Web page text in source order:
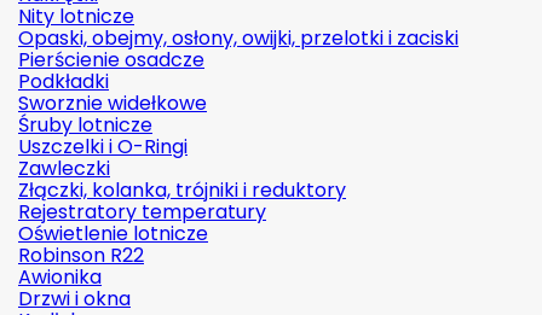
Nity lotnicze
Opaski, obejmy, osłony, owijki, przelotki i zaciski
Pierścienie osadcze
Podkładki
Sworznie widełkowe
Śruby lotnicze
Uszczelki i O-Ringi
Zawleczki
Złączki, kolanka, trójniki i reduktory
Rejestratory temperatury
Oświetlenie lotnicze
Robinson R22
Awionika
Drzwi i okna